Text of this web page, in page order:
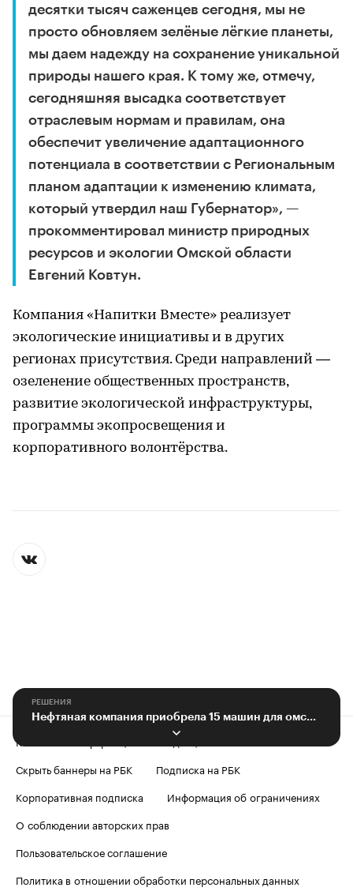
десятки тысяч саженцев сегодня, мы не
просто обновляем зелёные лёгкие планеты,
мы даем надежду на сохранение уникальной
природы нашего края. К тому же, отмечу,
сегодняшняя высадка соответствует
отраслевым нормам и правилам, она
обеспечит увеличение адаптационного
потенциала в соответствии с Региональным
планом адаптации к изменению климата,
который утвердил наш Губернатор», —
прокомментировал министр природных
ресурсов и экологии Омской области
Евгений Ковтун.
Компания «Напитки Вместе» реализует
экологические инициативы и в других
регионах присутствия. Среди направлений —
озеленение общественных пространств,
развитие экологической инфраструктуры,
программы экопросвещения и
корпоративного волонтёрства.
РЕШЕНИЯ
Нефтяная компания приобрела 15 машин для омской системы здравоохранения
Контактная информация
Скрыть баннеры на РБК
Подписка на РБК
Корпоративная подписка
Информация об ограничениях
О соблюдении авторских прав
Пользовательское соглашение
Политика в отношении обработки персональных данных